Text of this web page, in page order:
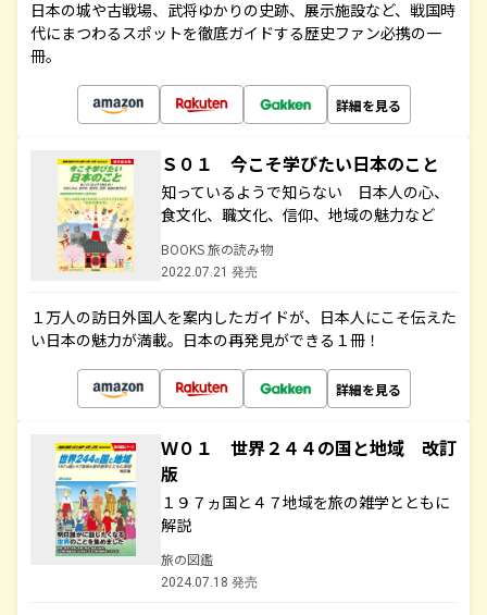
日本の城や古戦場、武将ゆかりの史跡、展示施設など、戦国時
代にまつわるスポットを徹底ガイドする歴史ファン必携の一
冊。
詳細を見る
Ｓ０１ 今こそ学びたい日本のこと
知っているようで知らない 日本人の心、
食文化、職文化、信仰、地域の魅力など
BOOKS 旅の読み物
2022.07.21 発売
１万人の訪日外国人を案内したガイドが、日本人にこそ伝えた
い日本の魅力が満載。日本の再発見ができる１冊！
詳細を見る
Ｗ０１ 世界２４４の国と地域 改訂
版
１９７ヵ国と４７地域を旅の雑学とともに
解説
旅の図鑑
2024.07.18 発売